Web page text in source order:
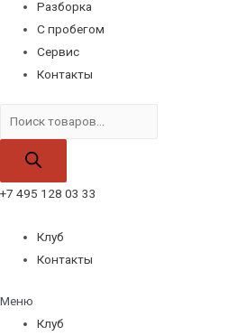
Разборка
С пробегом
Сервис
Контакты
товаров
+7 495 128 03 33
Клуб
Контакты
Меню
Клуб